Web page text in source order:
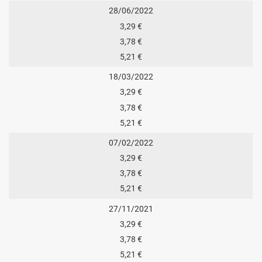
28/06/2022
3,29 €
3,78 €
5,21 €
18/03/2022
3,29 €
3,78 €
5,21 €
07/02/2022
3,29 €
3,78 €
5,21 €
27/11/2021
3,29 €
3,78 €
5,21 €